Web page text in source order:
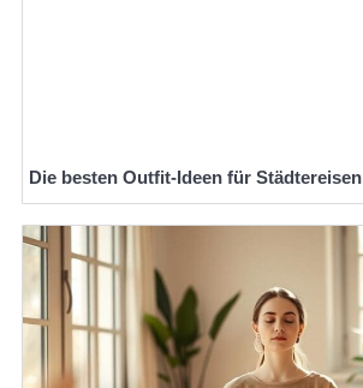
Die besten Outfit-Ideen für Städtereisen